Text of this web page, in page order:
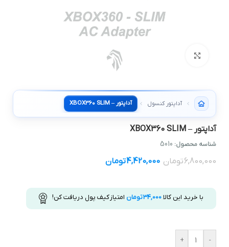
آداپتور کنسول آداپتور – XBOX360 SLIM
آداپتور – XBOX360 SLIM
شناسه محصول: 5010
6,800,000تومان 4,420,000تومان
با خرید این کالا34,000تومان امتیاز کیف پول دریافت کن!
-
+